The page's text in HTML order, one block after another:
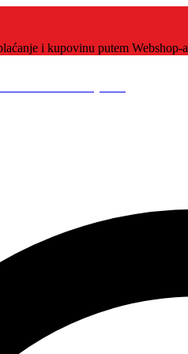
i kupovinu putem Webshop-a